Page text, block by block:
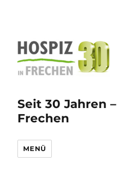
Seit 30 Jahren
Frechen
MENÜ